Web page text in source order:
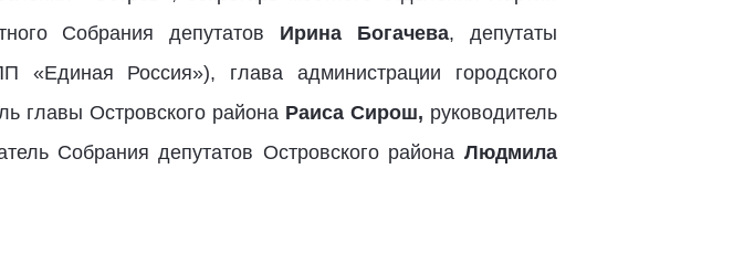
Собрания депутатов Ирина Богачева, депутаты
Россия»), глава администрации городского
главы Островского района Раиса Сирош, руководитель
Собрания депутатов Островского района Людмила